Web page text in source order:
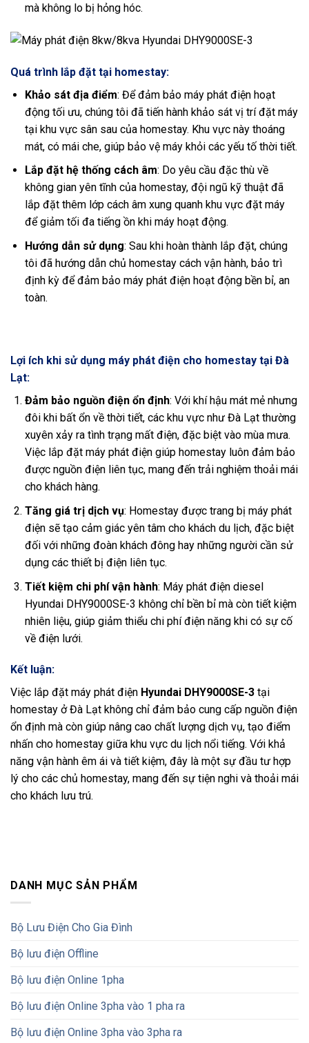
mà không lo bị hỏng hóc.
Quá trình lắp đặt tại homestay:
Khảo sát địa điểm: Để đảm bảo máy phát điện hoạt
động tối ưu, chúng tôi đã tiến hành khảo sát vị trí đặt máy
tại khu vực sân sau của homestay. Khu vực này thoáng
mát, có mái che, giúp bảo vệ máy khỏi các yếu tố thời tiết.
Lắp đặt hệ thống cách âm: Do yêu cầu đặc thù về
không gian yên tĩnh của homestay, đội ngũ kỹ thuật đã
lắp đặt thêm lớp cách âm xung quanh khu vực đặt máy
để giảm tối đa tiếng ồn khi máy hoạt động.
Hướng dẫn sử dụng: Sau khi hoàn thành lắp đặt, chúng
tôi đã hướng dẫn chủ homestay cách vận hành, bảo trì
định kỳ để đảm bảo máy phát điện hoạt động bền bỉ, an
toàn.
Lợi ích khi sử dụng máy phát điện cho homestay tại Đà
Lạt:
Đảm bảo nguồn điện ổn định: Với khí hậu mát mẻ nhưng
đôi khi bất ổn về thời tiết, các khu vực như Đà Lạt thường
xuyên xảy ra tình trạng mất điện, đặc biệt vào mùa mưa.
Việc lắp đặt máy phát điện giúp homestay luôn đảm bảo
được nguồn điện liên tục, mang đến trải nghiệm thoải mái
cho khách hàng.
Tăng giá trị dịch vụ: Homestay được trang bị máy phát
điện sẽ tạo cảm giác yên tâm cho khách du lịch, đặc biệt
đối với những đoàn khách đông hay những người cần sử
dụng các thiết bị điện liên tục.
Tiết kiệm chi phí vận hành: Máy phát điện diesel
Hyundai DHY9000SE-3 không chỉ bền bỉ mà còn tiết kiệm
nhiên liệu, giúp giảm thiểu chi phí điện năng khi có sự cố
về điện lưới.
Kết luận:
Việc lắp đặt máy phát điện Hyundai DHY9000SE-3 tại
homestay ở Đà Lạt không chỉ đảm bảo cung cấp nguồn điện
ổn định mà còn giúp nâng cao chất lượng dịch vụ, tạo điểm
nhấn cho homestay giữa khu vực du lịch nổi tiếng. Với khả
năng vận hành êm ái và tiết kiệm, đây là một sự đầu tư hợp
lý cho các chủ homestay, mang đến sự tiện nghi và thoải mái
cho khách lưu trú.
DANH MỤC SẢN PHẨM
Bộ Lưu Điện Cho Gia Đình
Bộ lưu điện Offline
Bộ lưu điện Online 1pha
Bộ lưu điện Online 3pha vào 1 pha ra
Bộ lưu điện Online 3pha vào 3pha ra